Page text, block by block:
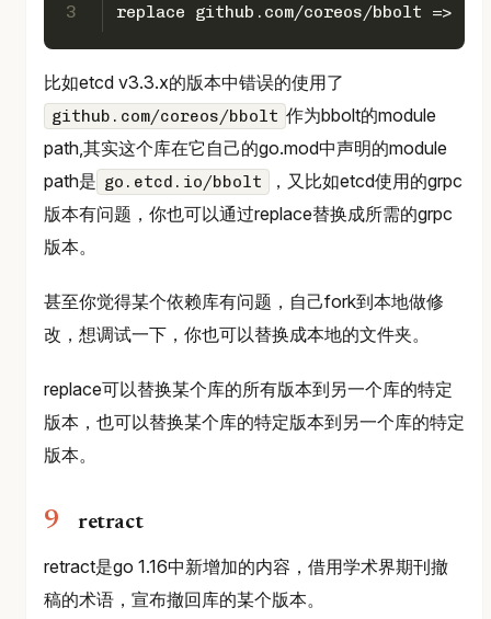
3
replace github.com/coreos/bbolt => ../
比如etcd v3.3.x的版本中错误的使用了
github.com/coreos/bbolt 作为bbolt的module
path,其实这个库在它自己的go.mod中声明的module
path是 go.etcd.io/bbolt
，又比如etcd使用的grpc
版本有问题，你也可以通过replace替换成所需的grpc
版本。
甚至你觉得某个依赖库有问题，自己fork到本地做修
改，想调试一下，你也可以替换成本地的文件夹。
replace可以替换某个库的所有版本到另一个库的特定
版本，也可以替换某个库的特定版本到另一个库的特定
版本。
retract
retract是go 1.16中新增加的内容，借用学术界期刊撤
稿的术语，宣布撤回库的某个版本。